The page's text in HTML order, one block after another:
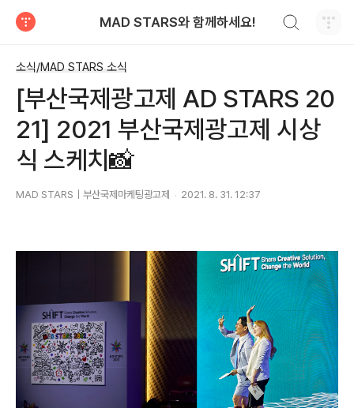
MAD STARS와 함께하세요!
소식/MAD STARS 소식
[부산국제광고제 AD STARS 20
21] 2021 부산국제광고제 시상
식 스케치📸
MAD STARS｜부산국제마케팅광고제 2021. 8. 31. 12:37